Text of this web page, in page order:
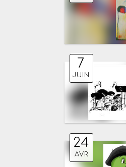
7
JUIN
24
AVR